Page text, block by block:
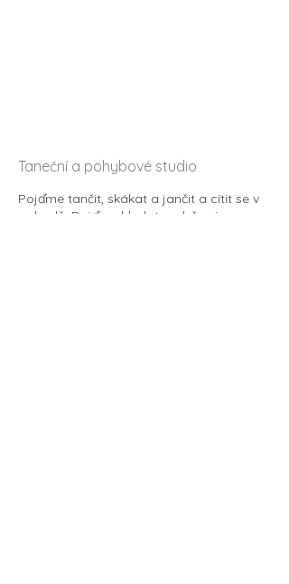
Taneční a pohybové studio
Pojďme tančit, skákat a jančit a cítit se v
pohodě. Pojďme hledat a občas i